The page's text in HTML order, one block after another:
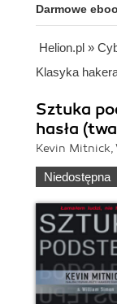
Darmowe
Helion.pl »
Klasyka
Sztuka
hasła
Kevin
Niedostępna